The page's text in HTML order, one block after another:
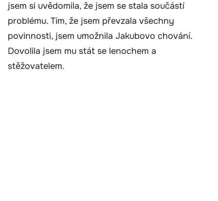
jsem si uvědomila, že jsem se stala součástí
problému. Tím, že jsem převzala všechny
povinnosti, jsem umožnila Jakubovo chování.
Dovolila jsem mu stát se lenochem a
stěžovatelem.